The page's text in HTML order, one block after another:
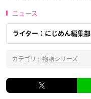
ニュース
ライター：にじめん編集部
カテゴリ : 物語シリーズ